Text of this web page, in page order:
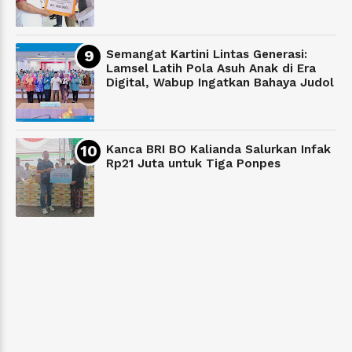
Semangat Kartini Lintas Generasi:
Lamsel Latih Pola Asuh Anak di Era
Digital, Wabup Ingatkan Bahaya Judol
Kanca BRI BO Kalianda Salurkan Infak
Rp21 Juta untuk Tiga Ponpes